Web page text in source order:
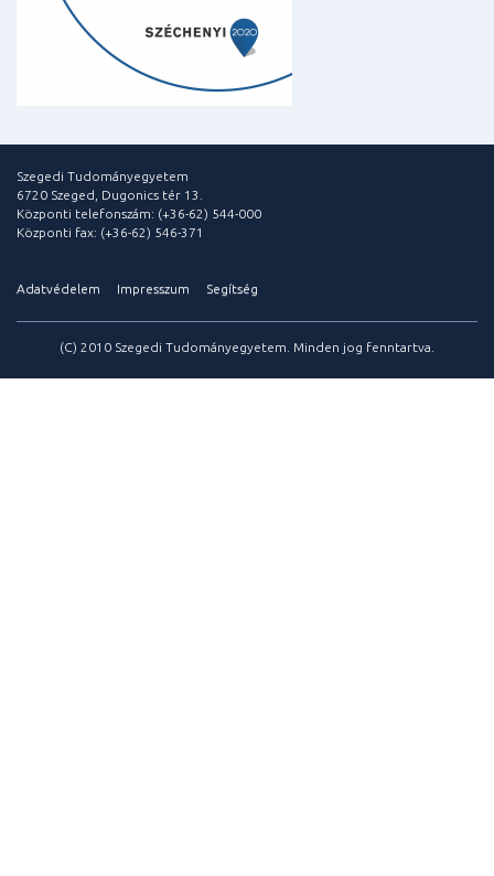
Szegedi Tudományegyetem
6720 Szeged, Dugonics tér 13.
Központi telefonszám: (+36-62) 544-000
Központi fax: (+36-62) 546-371
Adatvédelem Impresszum Segítség
(C) 2010 Szegedi Tudományegyetem. Minden jog fenntartva.